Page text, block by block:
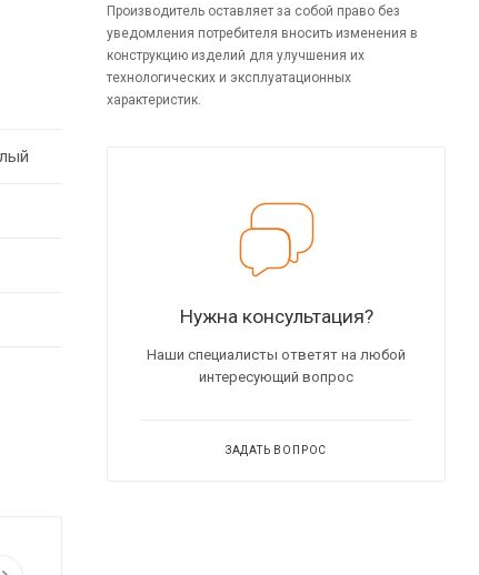
Производитель оставляет за собой право без
уведомления потребителя вносить изменения в
конструкцию изделий для улучшения их
технологических и эксплуатационных
характеристик.
Нужна консультация?
Наши специалисты ответят на любой
интересующий вопрос
ЗАДАТЬ ВОПРОС